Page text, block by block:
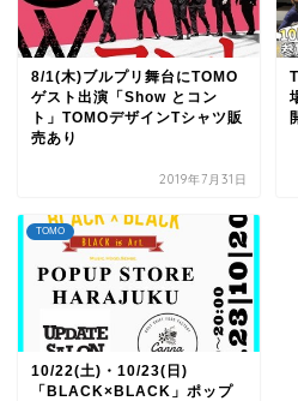
8/1(木)ブルプリ舞台にTOMO
ゲスト出演「Show とコン
ト」TOMOデザインTシャツ販
売あり
2019年7月31日
TOMO
10/22(土)・10/23(日)
「BLACK×BLACK」ポップ